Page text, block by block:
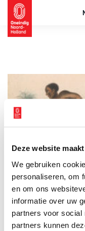
Deze website
We gebruiken
personaliseren, om
en om ons
informatie over uw
partners voor social
partners kunnen
In een bijzondere
besteedde het
aandacht aan het